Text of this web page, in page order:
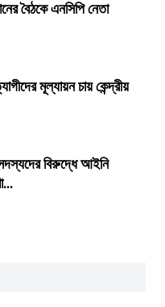
বৈঠকে এনসিপি নেতা
মূল্যায়ন চায় কেন্দ্রীয়
সদস্যদের বিরুদ্ধে আইনি